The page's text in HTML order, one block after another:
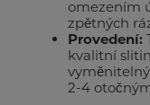
omezením
zpětných
Provedení:
kvalitní
2-4